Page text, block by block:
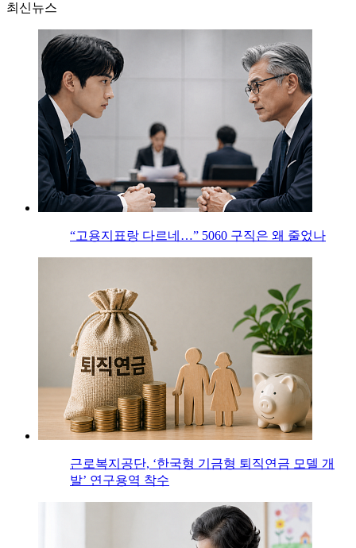
최신뉴스
“고용지표랑 다르네…” 5060 구직은 왜 줄었나
근로복지공단, ‘한국형 기금형 퇴직연금 모델 개
발’ 연구용역 착수